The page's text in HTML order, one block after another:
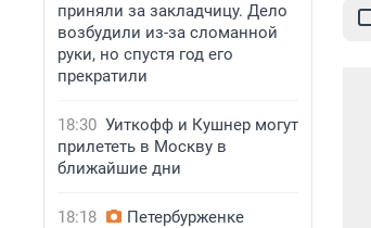
приняли за закладчицу. Дело
возбудили из-за сломанной
руки, но спустя год его
прекратили
18:30 Уиткофф и Кушнер могут
прилететь в Москву в
ближайшие дни
18:18
Петербурженке